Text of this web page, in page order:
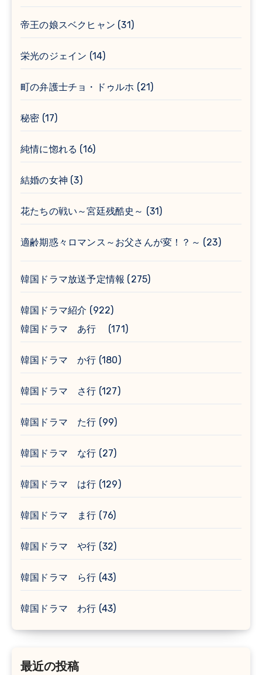
帝王の娘スベクヒャン (31)
栄光のジェイン (14)
町の弁護士チョ・ドゥルホ (21)
秘密 (17)
純情に惚れる (16)
結婚の女神 (3)
花たちの戦い～宮廷残酷史～ (31)
適齢期惑々ロマンス～お父さんが変！？～ (23)
韓国ドラマ放送予定情報 (275)
韓国ドラマ紹介 (922)
韓国ドラマ あ行
(171)
韓国ドラマ か行 (180)
韓国ドラマ さ行 (127)
韓国ドラマ た行 (99)
韓国ドラマ な行 (27)
韓国ドラマ は行 (129)
韓国ドラマ ま行 (76)
韓国ドラマ や行 (32)
韓国ドラマ ら行 (43)
韓国ドラマ わ行 (43)
最近の投稿